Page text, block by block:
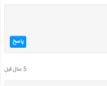
پاسخ
5 سال قبل